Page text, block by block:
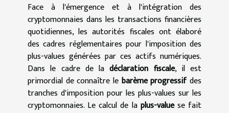
Face à l'émergence et à l'intégration des
cryptomonnaies dans les transactions financières
quotidiennes, les autorités fiscales ont élaboré
des cadres réglementaires pour l'imposition des
plus-values générées par ces actifs numériques.
Dans le cadre de ladéclaration fiscale, il est
primordial de connaître le barème progressifdes
tranches d'imposition pour les plus-values sur les
cryptomonnaies. Le calcul de la plus-valuese fait